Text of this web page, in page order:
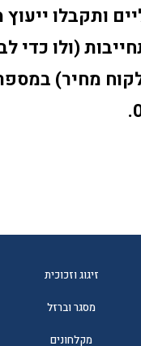
ותקבלו
(ולו כדי
מחיר)
זיגוג וזכוכית
מסגר וברזל
מקלחונים